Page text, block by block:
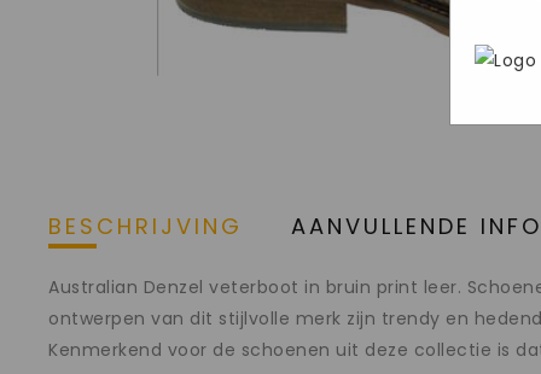
BESCHRIJVING AANVULLENDE
Australian Denzel veterboot in bruin print leer.
ontwerpen van dit stijlvolle merk zijn trendy en
Kenmerkend voor de schoenen uit deze collectie is